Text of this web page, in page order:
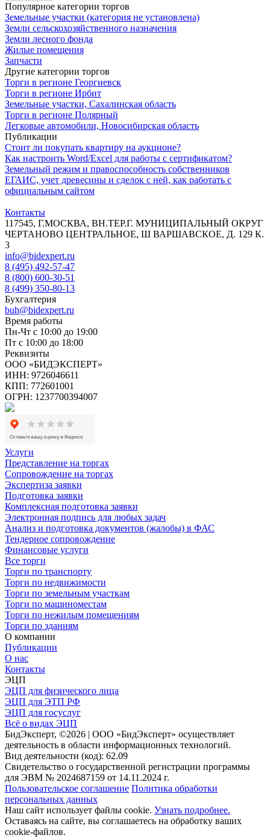
Популярное категории торгов
Земельные участки (категория не установлена)
Земли сельскохозяйственного назначения
Земли лесного фонда
Жилые помещения
Запчасти
Другие категории торгов
Торги в регионе Георгиевск
Торги в регионе Ирбит
Земельные участки, Сахалинская область
Торги в регионе Полярный
Легковые автомобили, Новосибирская область
Публикации
Стоит ли покупать квартиру на аукционе?
Как настроить Word/Excel для работы с сертификатом?
Земельный режим и правоспособность собственников
ЕГАИС, учет древесины и сделок с ней, как работать с
официальным сайтом
Контакты
117545, Г.МОСКВА, ВН.ТЕР.Г. МУНИЦИПАЛЬНЫЙ ОКРУГ
ЧЕРТАНОВО ЦЕНТРАЛЬНОЕ, Ш ВАРШАВСКОЕ, Д. 129 К.
3
info@bidexpert.ru
8 (495) 492-57-47
8 (800) 600-30-51
8 (499) 350-80-13
Бухгалтерия
buh@bidexpert.ru
Время работы
Пн-Чт с 10:00 до 19:00
Пт с 10:00 до 18:00
Реквизиты
ООО «БИДЭКСПЕРТ»
ИНН: 9726046611
КПП: 772601001
ОГРН: 1237700394007
Услуги
Представление на торгах
Сопровождение на торгах
Экспертиза заявки
Подготовка заявки
Комплексная подготовка заявки
Электронная подпись для любых задач
Анализ и подготовка документов (жалобы) в ФАС
Тендерное сопровождение
Финансовые услуги
Все торги
Торги по транспорту
Торги по недвижимости
Торги по земельным участкам
Торги по машиноместам
Торги по нежилым помещениям
Торги по зданиям
О компании
Публикации
О нас
Контакты
ЭЦП
ЭЦП для физического лица
ЭЦП для ЭТП РФ
ЭЦП для госуслуг
Всё о видах ЭЦП
БидЭксперт, ©2026 | ООО «БидЭксперт» осуществляет
деятельность в области информационных технологий.
Вид деятельности (код): 62.09
Свидетельство о государственной регистрации программы
для ЭВМ № 2024687159 от 14.11.2024 г.
Пользовательское соглашение Политика обработки
персональных данных
Наш сайт использует файлы cookie. Узнать подробнее.
Оставаясь на сайте, вы соглашаетесь на обработку ваших
cookie-файлов.